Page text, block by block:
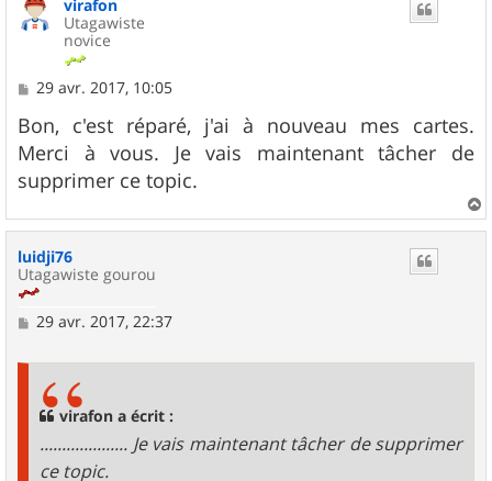
virafon
Utagawiste
novice
M
s
s
a
g
e
29 avr. 2017, 10:05
Bon, c'est réparé, j'ai à nouveau mes cartes.
Merci à vous. Je vais maintenant tâcher de
supprimer ce topic.
a
luidji76
Utagawiste gourou
M
29 avr. 2017, 22:37
virafon a écrit :
.................... Je vais maintenant tâcher de supprimer
ce topic.